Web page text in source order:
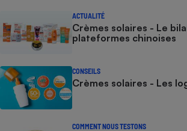
ACTUALITÉ
Crèmes solaires - Le
plateformes chinoises
CONSEILS
Crèmes solaires - Les
COMMENT NOUS TESTONS